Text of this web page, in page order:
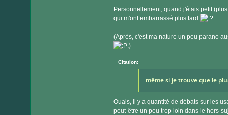
Personnellement, quand j'étais petit
qui m'ont embarrassé plus tard
.
(Après, c'est ma nature un peu parano
.)
Citation:
même si je trouve que le
Ouais, il y a quantité de débats sur les
peut-être un peu trop loin dans le hors-